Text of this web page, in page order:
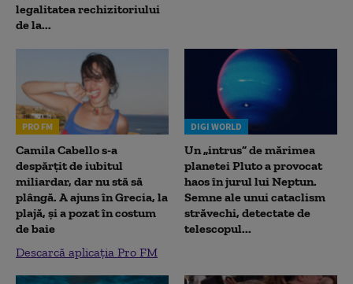
legalitatea rechizitoriului
de la...
PRO FM
Camila Cabello s-a
despărțit de iubitul
miliardar, dar nu stă să
plângă. A ajuns în Grecia, la
plajă, și a pozat în costum
de baie
Descarcă aplicația Pro FM
DIGI WORLD
Un „intrus” de mărimea
planetei Pluto a provocat
haos în jurul lui Neptun.
Semne ale unui cataclism
străvechi, detectate de
telescopul...